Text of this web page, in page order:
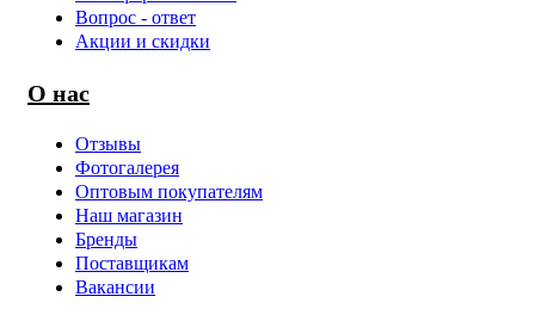
Вопрос - ответ
Акции и скидки
О нас
Отзывы
Фотогалерея
Оптовым покупателям
Наш магазин
Бренды
Поставщикам
Вакансии